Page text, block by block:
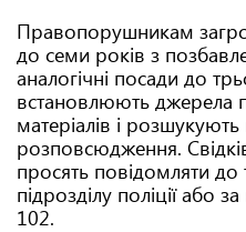
Правопорушникам
до семи років з
аналогічні посади до
встановлюють джерела
матеріалів і
розповсюдження.
просять повідомляти до
підрозділу поліції
102.